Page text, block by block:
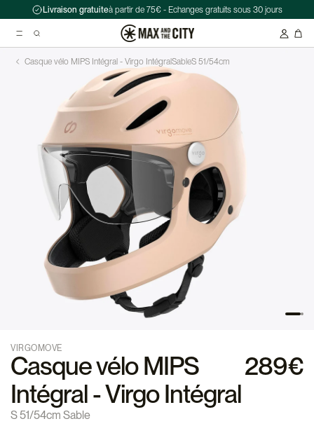
Livraison gratuiteà partir de 75€ - Echanges gratuits sous 30 jours
Recherche suggérées
Antivol chaîne Kryptonite Evolution Series 4 1090 - 90 cm
Casque Abus HUD-Y ACE
Double sacoche Porte-Bagage - Ortlieb - Back-Roller Classic
Casque vélo MIPS Intégral - Virgo IntégralSableS 51/54cm
VIRGOMOVE
Casque vélo MIPS
Intégral - Virgo Intégral
S 51/54cm Sable
289€